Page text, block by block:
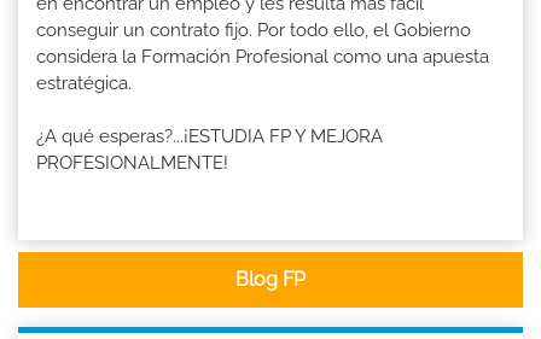
conseguir un contrato fijo. Por todo ello, el Gobierno
considera la Formación Profesional como una apuesta
estratégica.
¿A qué esperas?...¡ESTUDIA FP Y MEJORA
PROFESIONALMENTE!
Blog FP